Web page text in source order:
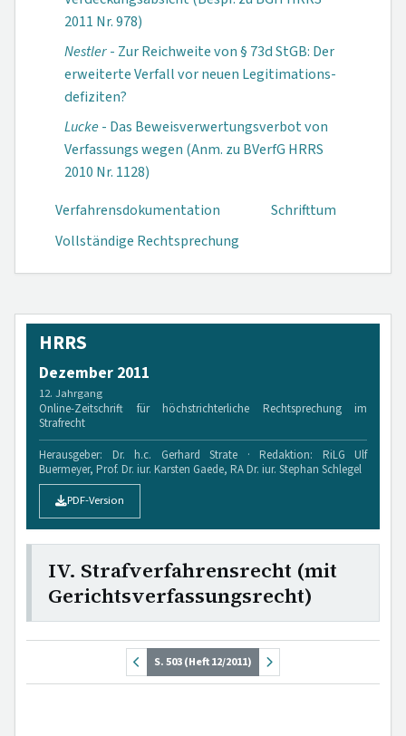
2011 Nr. 978)
Nestler- Zur Reichweite von § 73d StGB: Der
erweiterte Verfall vor neuen Legitimations­
defiziten?
Lucke- Das Beweisver­wertungsverbot von
Verfassungs wegen (Anm. zu BVerfG HRRS
2010 Nr. 1128)
Verfahrensdokumen­tation
Schrifttum
Vollständige Rechtsprechung
HRRS
Dezember 2011
12. Jahrgang
Online-Zeitschrift für höchstrichterliche Rechtsprechung im
Strafrecht
Herausgeber: Dr. h.c. Gerhard Strate · Redaktion: RiLG Ulf
Buermeyer, Prof. Dr. iur. Karsten Gaede, RA Dr. iur. Stephan Schlegel
PDF-Version
IV. Strafverfahrensrecht (mit
Gerichtsverfassungsrecht)
S. 503 (Heft 12/2011)